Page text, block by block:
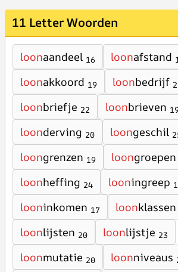
11 Letter Woorden
loonaandeel 16 loonafstand
loonakkoord 19 loonbedrijf
loonbriefje 22 loonbrieven
loonderving 20 loongeschil
loongrenzen 19 loongroepen
loonheffing 24 looningreep
looninkomen 17 loonklassen
loonlijsten 20 loonlijstje 23
loonmutatie 20 loonniveaus